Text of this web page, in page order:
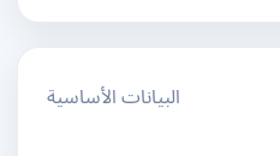
البيانات الأساسية